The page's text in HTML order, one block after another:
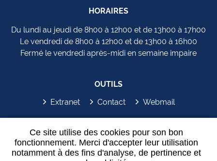
Ce site utilise des cookies pour son bon
fonctionnement. Merci d'accepter leur utilisation
notamment à des fins d'analyse, de pertinence et
HORAIRES
Du lundi au jeudi de 8h00 à 12h00 et de 13h00 à 17h00
Le vendredi de 8h00 à 12h00 et de 13h00 à 16h00
Fermé le vendredi après-midi en semaine impaire
OUTILS
Extranet
Contact Webmail
SYDEM'APP